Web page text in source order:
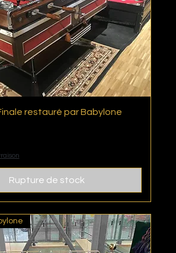
Aperçu rapide
restauré par Babylone
Rupture de stock